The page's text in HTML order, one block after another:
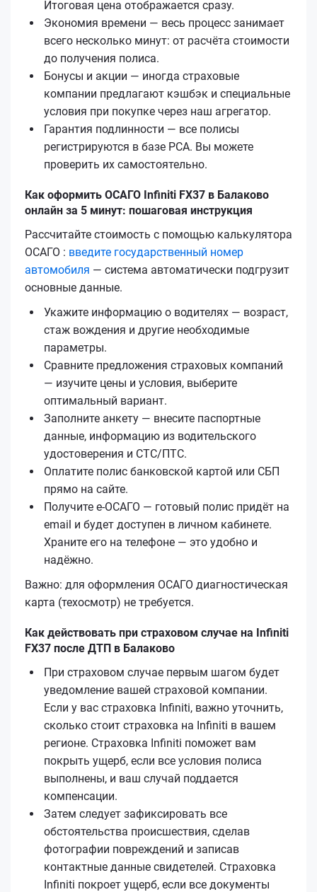
Итоговая цена отображается сразу.
Экономия времени — весь процесс занимает
всего несколько минут: от расчёта стоимости
до получения полиса.
Бонусы и акции — иногда страховые
компании предлагают кэшбэк и специальные
условия при покупке через наш агрегатор.
Гарантия подлинности — все полисы
регистрируются в базе РСА. Вы можете
проверить их самостоятельно.
Как оформить ОСАГО Infiniti FX37 в Балаково
онлайн за 5 минут: пошаговая инструкция
Рассчитайте стоимость с помощью калькулятора
ОСАГО : введите государственный номер
автомобиля — система автоматически подгрузит
основные данные.
Укажите информацию о водителях — возраст,
стаж вождения и другие необходимые
параметры.
Сравните предложения страховых компаний
— изучите цены и условия, выберите
оптимальный вариант.
Заполните анкету — внесите паспортные
данные, информацию из водительского
удостоверения и СТС/ПТС.
Оплатите полис банковской картой или СБП
прямо на сайте.
Получите е‑ОСАГО — готовый полис придёт на
email и будет доступен в личном кабинете.
Храните его на телефоне — это удобно и
надёжно.
Важно: для оформления ОСАГО диагностическая
карта (техосмотр) не требуется.
Как действовать при страховом случае на Infiniti
FX37 после ДТП в Балаково
При страховом случае первым шагом будет
уведомление вашей страховой компании.
Если у вас страховка Infiniti, важно уточнить,
сколько стоит страховка на Infiniti в вашем
регионе. Страховка Infiniti поможет вам
покрыть ущерб, если все условия полиса
выполнены, и ваш случай поддается
компенсации.
Затем следует зафиксировать все
обстоятельства происшествия, сделав
фотографии повреждений и записав
контактные данные свидетелей. Страховка
Infiniti покроет ущерб, если все документы